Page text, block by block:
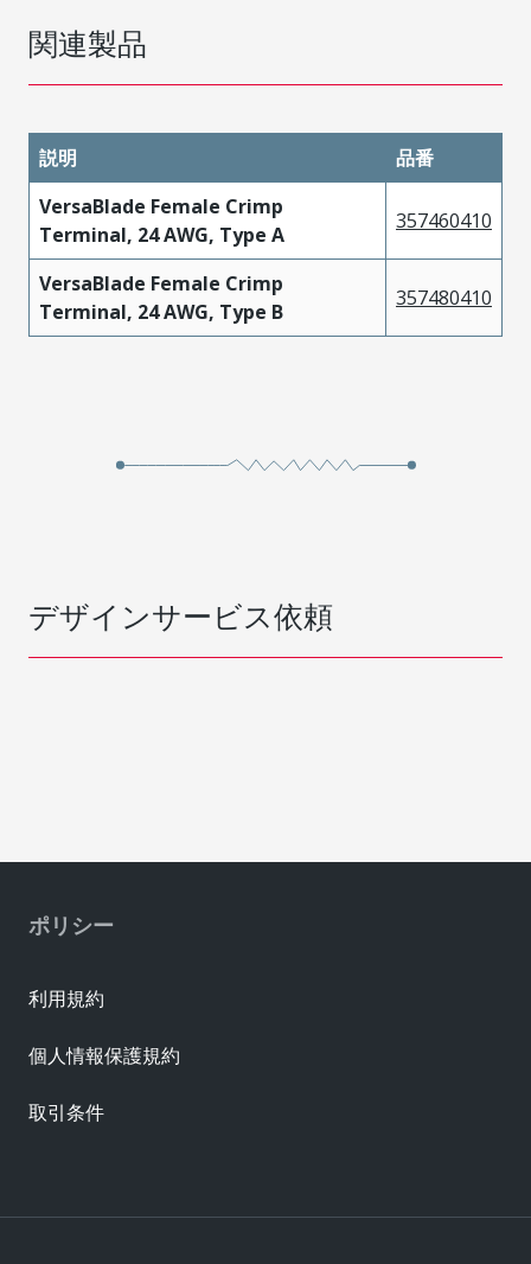
関連製品
説明
品番
VersaBlade Female Crimp
Terminal, 24 AWG, Type A
357460410
VersaBlade Female Crimp
Terminal, 24 AWG, Type B
357480410
デザインサービス依頼
ポリシー
利用規約
個人情報保護規約
取引条件